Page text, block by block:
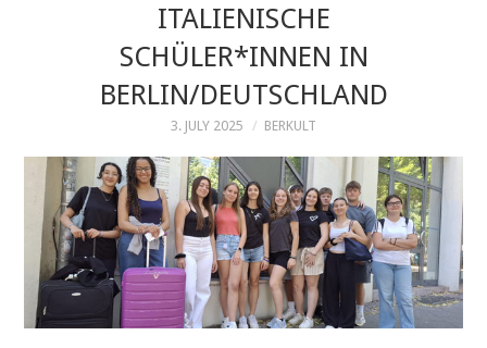
ZIELLÄNDER
KONTAKT
ITALIENISCHE
SCHÜLER*INNEN IN
BERLIN/DEUTSCHLAND
3. JULY 2025 BERKULT